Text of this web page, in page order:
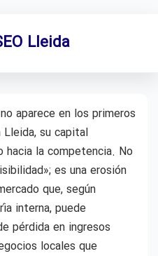
Lleida
aparece en los primeros
su capital
la competencia. No
es una erosión
que, según
interna, puede
pérdida en ingresos
locales que